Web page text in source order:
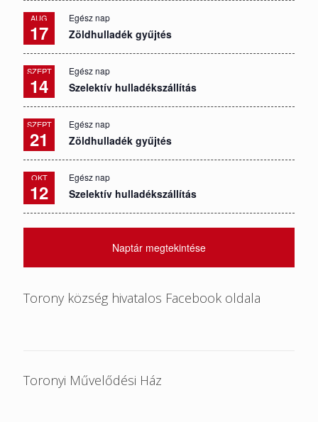
AUG
17
Egész nap
Zöldhulladék gyűjtés
SZEPT
14
Egész nap
Szelektív hulladékszállítás
SZEPT
21
Egész nap
Zöldhulladék gyűjtés
OKT
12
Egész nap
Szelektív hulladékszállítás
Naptár megtekintése
Torony község hivatalos Facebook oldala
Toronyi Művelődési Ház